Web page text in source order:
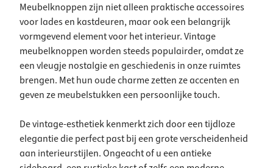
Meubelknoppen zijn niet alleen praktische accessoires
voor lades en kastdeuren, maar ook een belangrijk
vormgevend element voor het interieur. Vintage
meubelknoppen worden steeds populairder, omdat ze
een vleugje nostalgie en geschiedenis in onze ruimtes
brengen. Met hun oude charme zetten ze accenten en
geven ze meubelstukken een persoonlijke touch.
De vintage-esthetiek kenmerkt zich door een tijdloze
elegantie die perfect past bij een grote verscheidenheid
aan interieurstijlen. Ongeacht of u een antieke